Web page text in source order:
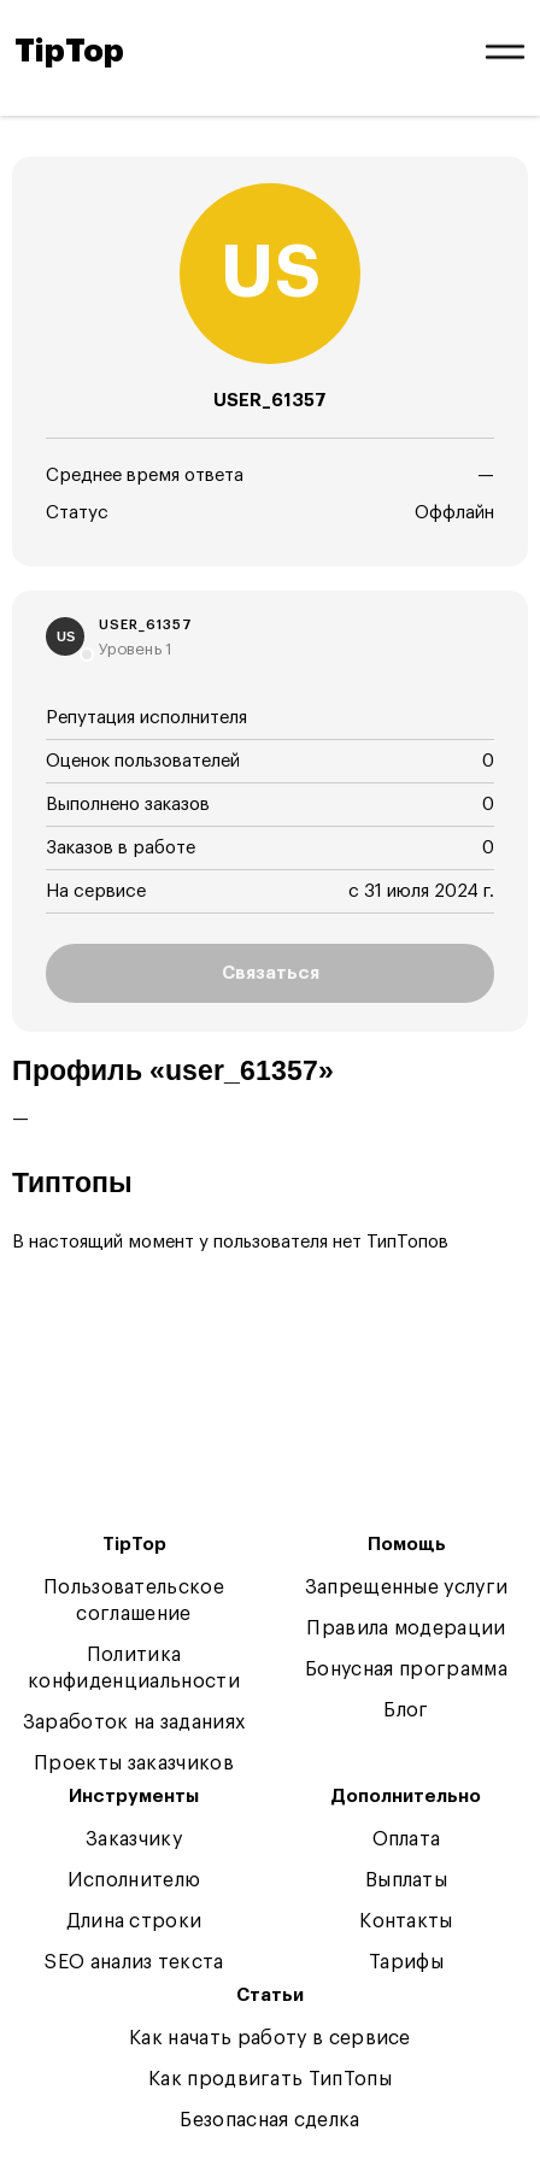
TipTop
USER_61357
Среднее время ответа —
Статус Оффлайн
US
USER_61357
Уровень 1
Репутация исполнителя
Оценок пользователей 0
Выполнено заказов 0
Заказов в работе 0
На сервисе с 31 июля 2024 г.
Связаться
Профиль «user_61357»
—
Типтопы
В настоящий момент у пользователя нет ТипТопов
TipTop
Пользовательское
соглашение
Политика
конфиденциальности
Заработок на заданиях
Проекты заказчиков
Помощь
Запрещенные услуги
Правила модерации
Бонусная программа
Блог
Инструменты
Заказчику
Исполнителю
Длина строки
SEO анализ текста
Дополнительно
Оплата
Выплаты
Контакты
Тарифы
Статьи
Как начать работу в сервисе
Как продвигать ТипТопы
Безопасная сделка